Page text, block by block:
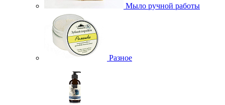
Мыло ручной работы
Разное